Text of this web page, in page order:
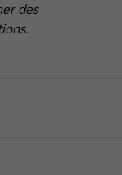
des